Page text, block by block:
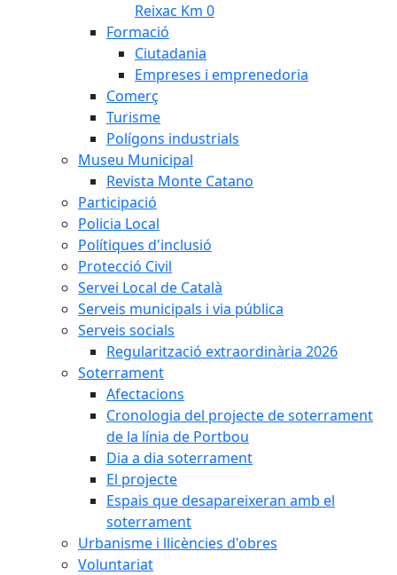
Reixac Km 0
Formació
Ciutadania
Empreses i emprenedoria
Comerç
Turisme
Polígons industrials
Museu Municipal
Revista Monte Catano
Participació
Policia Local
Polítiques d'inclusió
Protecció Civil
Servei Local de Català
Serveis municipals i via pública
Serveis socials
Regularització extraordinària 2026
Soterrament
Afectacions
Cronologia del projecte de soterrament
de la línia de Portbou
Dia a dia soterrament
El projecte
Espais que desapareixeran amb el
soterrament
Urbanisme i llicències d'obres
Voluntariat